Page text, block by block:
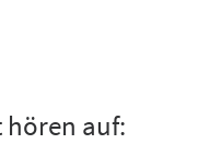
hören auf: